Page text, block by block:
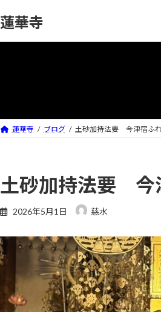
蓮華寺
蓮華寺 ブログ 土砂加持法要 今津宿ふ
土砂加持法要 今
2026年5月1日 慈水